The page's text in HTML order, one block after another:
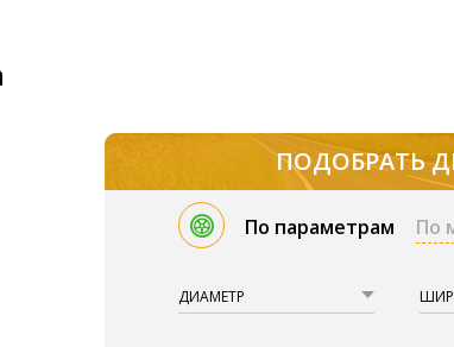
ПОДОБРАТЬ
По параметрам По
ДИАМЕТР